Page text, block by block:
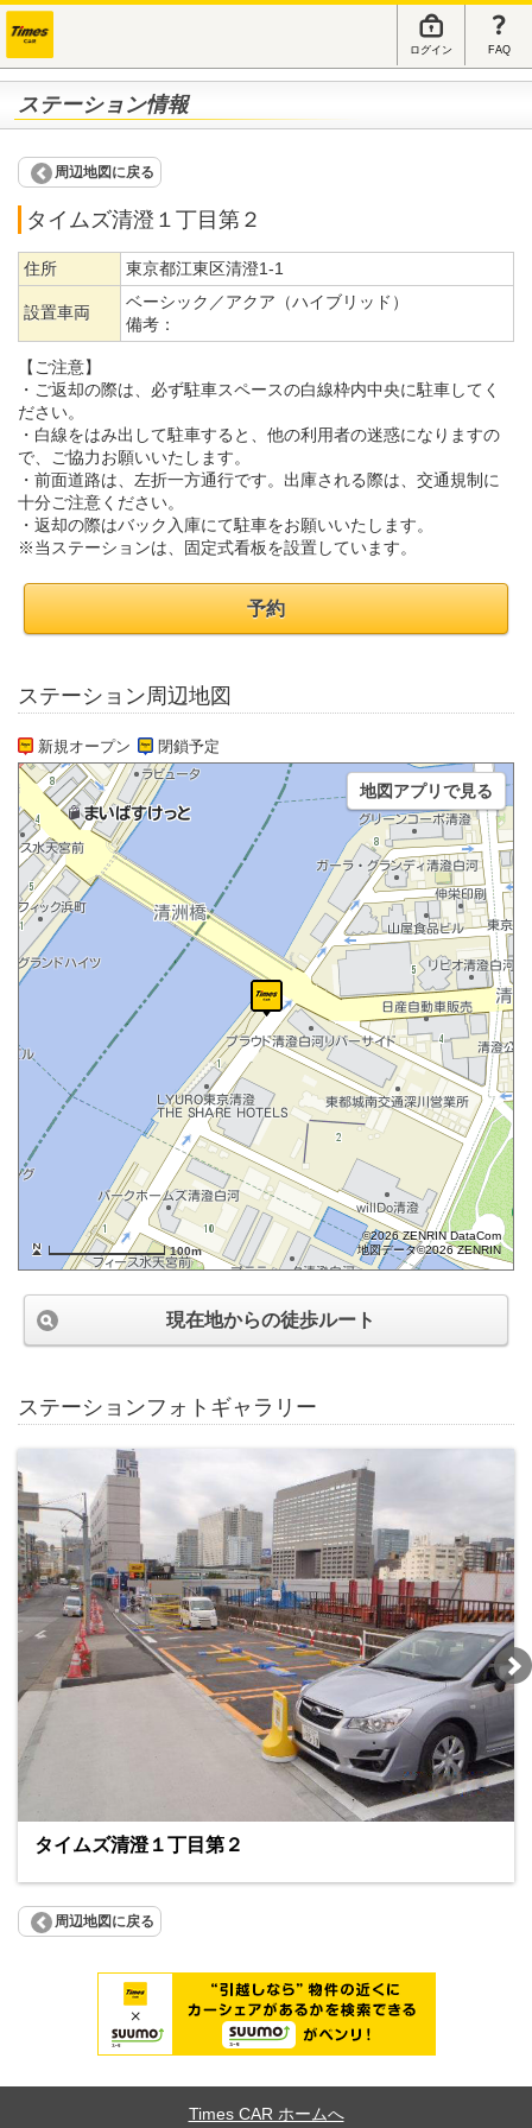
ログイン FAQ
ステーション情報
周辺地図に戻る
タイムズ清澄１丁目第２
住所 東京都江東区清澄1-1
設置車両
ベーシック／アクア（ハイブリッド）
備考：
【ご注意】
・ご返却の際は、必ず駐車スペースの白線枠内中央に駐車してく
ださい。
・白線をはみ出して駐車すると、他の利用者の迷惑になりますの
で、ご協力お願いいたします。
・前面道路は、左折一方通行です。出庫される際は、交通規制に
十分ご注意ください。
・返却の際はバック入庫にて駐車をお願いいたします。
※当ステーションは、固定式看板を設置しています。
予約
ステーション周辺地図
新規オープン 閉鎖予定
100m
©2026 ZENRIN DataCom
地図データ©2026 ZENRIN
地図アプリで見る
現在地からの徒歩ルート
ステーションフォトギャラリー
タイムズ清澄１丁目第２
周辺地図に戻る
Times CAR ホームへ